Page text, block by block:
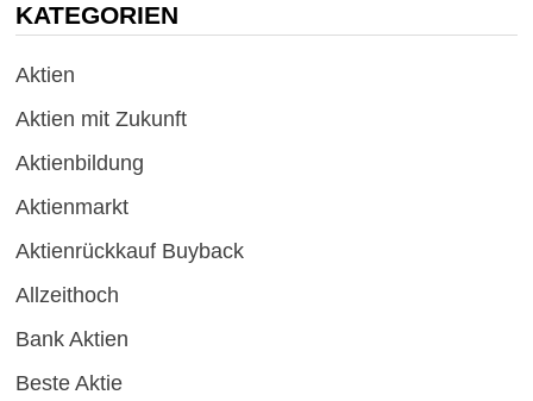
KATEGORIEN
Aktien
Aktien mit Zukunft
Aktienbildung
Aktienmarkt
Aktienrückkauf Buyback
Allzeithoch
Bank Aktien
Beste Aktie